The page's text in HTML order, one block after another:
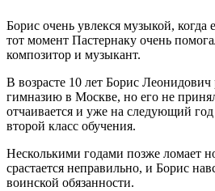
Борис очень увлекся музыкой,
тот момент Пастернаку очень
композитор и музыкант.
В возрасте 10 лет Борис Леонидович
гимназию в Москве, но его не
отчаивается и уже на следующий год
второй класс обучения.
Несколькими годами позже ломает
срастается неправильно, и Борис
воинской обязанности.